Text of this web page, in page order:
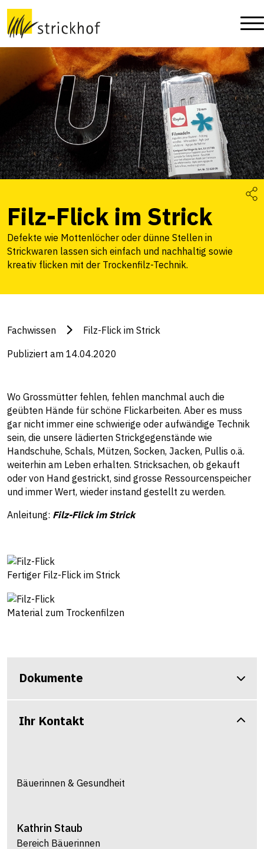
Filz-Flick im Strick
Defekte wie Mottenlöcher oder dünne Stellen in
Strickwaren lassen sich einfach und nachhaltig sowie
kreativ flicken mit der Trockenfilz-Technik.
Fachwissen Filz-Flick im Strick
Publiziert am 14.04.2020
Wo Grossmütter fehlen, fehlen manchmal auch die
geübten Hände für schöne Flickarbeiten. Aber es muss
gar nicht immer eine schwierige oder aufwändige Technik
sein, die unsere lädierten Strickgegenstände wie
Handschuhe, Schals, Mützen, Socken, Jacken, Pullis o.ä.
weiterhin am Leben erhalten. Stricksachen, ob gekauft
oder von Hand gestrickt, sind grosse Ressourcenspeicher
und immer Wert, wieder instand gestellt zu werden.
Anleitung: Filz-Flick im Strick
Fertiger Filz-Flick im Strick
Material zum Trockenfilzen
Dokumente
Ihr Kontakt
Bäuerinnen & Gesundheit
Kathrin Staub
Bereich Bäuerinnen